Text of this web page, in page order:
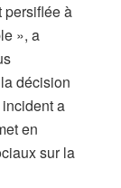
persiflée à
», a
décision
a
en
sur la